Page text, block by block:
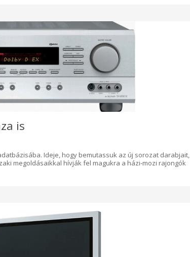
is
Ideje, hogy bemutassuk az új sorozat darabjait,
megoldásaikkal hívják fel magukra a házi-mozi rajongók